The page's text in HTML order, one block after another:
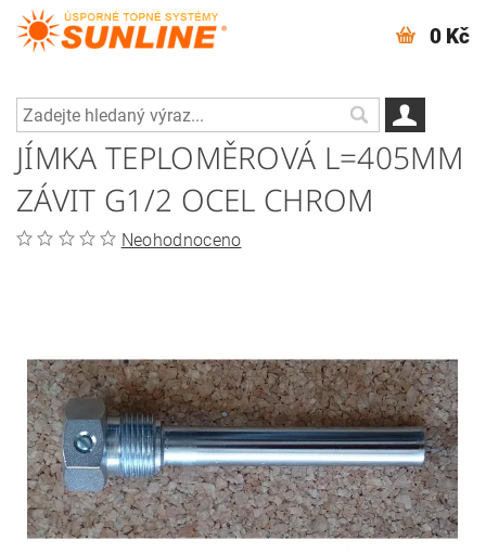
0 Kč
JÍMKA TEPLOMĚROVÁ L=405MM
ZÁVIT G1/2 OCEL CHROM
Neohodnoceno